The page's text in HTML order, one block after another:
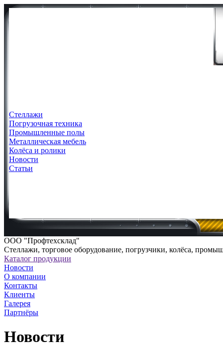
Стеллажи
Погрузочная техника
Промышленные полы
Металлическая мебель
Колёса и ролики
Новости
Статьи
ООО "Профтехсклад"
Cтеллажи, торговое оборудование, погрузчики, колёса,
Каталог продукции
Новости
О компании
Контакты
Клиенты
Галерея
Партнёры
Новости